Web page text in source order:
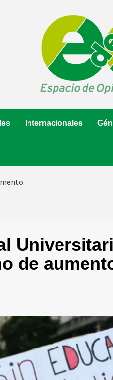
Internacionales
de